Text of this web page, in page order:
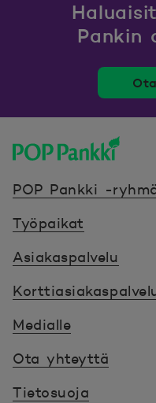
Pankin
POP Pankki -
Työpaikat
Asiakaspalvelu
Medialle
Ota yhteyttä
Tietosuoja